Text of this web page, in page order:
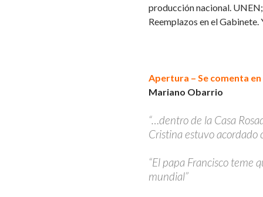
producción nacional.
Reemplazos en el
Apertura – Se comenta en
Mariano Obarrio
“…dentro de la Casa
Cristina estuvo acordado
“El papa Francisco teme
mundial”